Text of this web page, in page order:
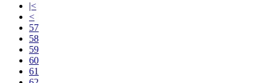
|<
<
57
58
59
60
61